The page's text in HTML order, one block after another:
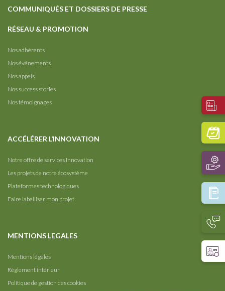
COMMUNIQUÉS ET DOSSIERS DE PRESSE
RÉSEAU & PROMOTION
Nos adhérents
Nos événements
Nos appels
Nos success stories
Nos témoignages
ACCÉLÉRER L’INNOVATION
Notre offre de services Innovation
Les projets de notre écosystème
Plateformes technologiques
Faire labelliser mon projet
MENTIONS LEGALES
Mentions légales
Règlement intérieur
Politique de gestion des cookies